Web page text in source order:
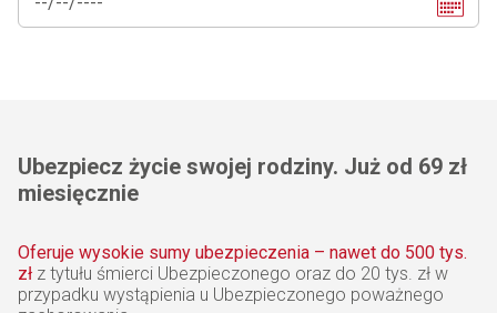
Ubezpiecz życie swojej rodziny. Już od 69 zł
miesięcznie
Oferuje wysokie sumy ubezpieczenia – nawet do 500 tys.
zł z tytułu śmierci Ubezpieczonego oraz do 20 tys. zł w
przypadku wystąpienia u Ubezpieczonego poważnego